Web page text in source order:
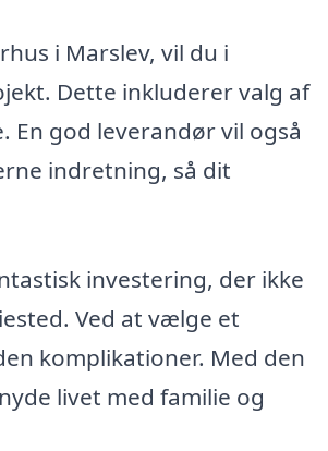
i Marslev, vil du i
Dette inkluderer valg af
En god leverandør vil også
indretning, så dit
investering, der ikke
Ved at vælge et
komplikationer. Med den
livet med familie og